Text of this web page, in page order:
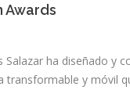
Awards
Salazar ha diseñado y
transformable y móvil